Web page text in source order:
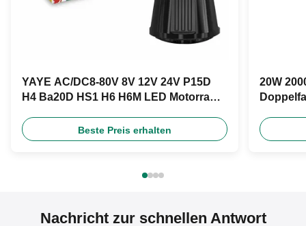
YAYE AC/DC8-80V 8V 12V 24V P15D
H4 Ba20D HS1 H6 H6M LED Motorrad
Beste Preis erhalten
20W
Nachricht zur schnellen Antwort